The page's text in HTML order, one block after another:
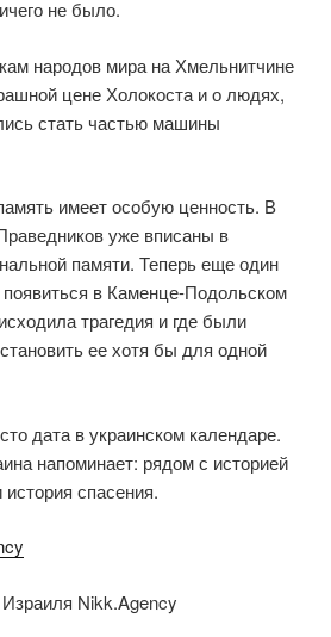
не было.
народов мира на Хмельнитчине
цене Холокоста и о людях,
стать частью машины
имеет особую ценность. В
уже вписаны в
памяти. Теперь еще один
в Каменце-Подольском
трагедия и где были
ее хотя бы для одной
дата в украинском календаре.
напоминает: рядом с историей
спасения.
Nikk.Agency